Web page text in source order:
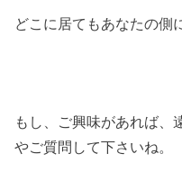
どこに居てもあなたの側
もし、ご興味があれば、
やご質問して下さいね。